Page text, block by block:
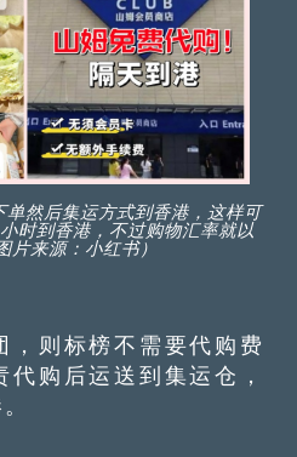
单然后集运方式到香港，这样可
时到香港，不过购物汇率就以
片来源：小红书）
则标榜不需要代购费
购后运送到集运仓，